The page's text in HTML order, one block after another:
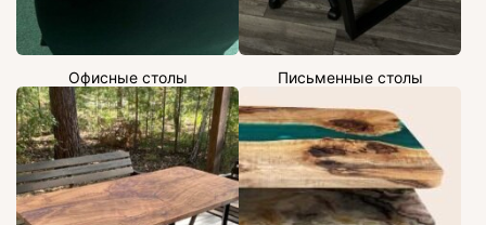
Офисные столы Письменные столы